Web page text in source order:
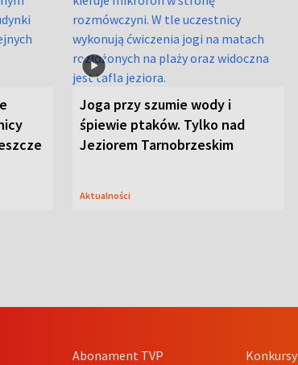
Joga przy szumie wody i
śpiewie ptaków. Tylko nad
Jeziorem Tarnobrzeskim
Aktualności
Abonament TVP Konkursy